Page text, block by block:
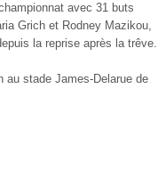
avec 31 buts
Grich et Rodney Mazikou,
la reprise après la trêve.
au stade James-Delarue de